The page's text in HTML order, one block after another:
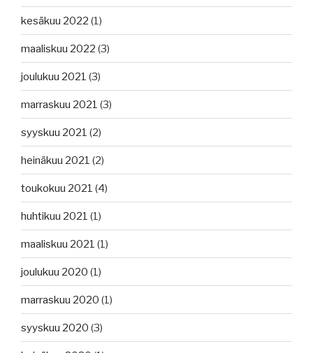
kesäkuu 2022 (1)
maaliskuu 2022 (3)
joulukuu 2021 (3)
marraskuu 2021 (3)
syyskuu 2021 (2)
heinäkuu 2021 (2)
toukokuu 2021 (4)
huhtikuu 2021 (1)
maaliskuu 2021 (1)
joulukuu 2020 (1)
marraskuu 2020 (1)
syyskuu 2020 (3)